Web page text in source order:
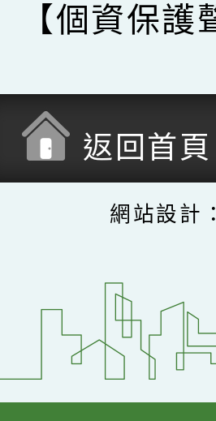
【個資保護
返回首頁
網站設計